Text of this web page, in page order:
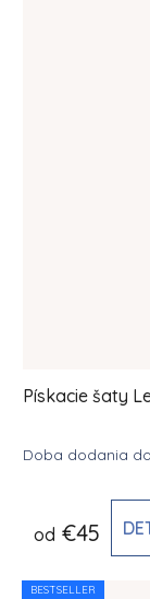
Pískacie šaty
Doba dodania
od €45
BESTSELLER